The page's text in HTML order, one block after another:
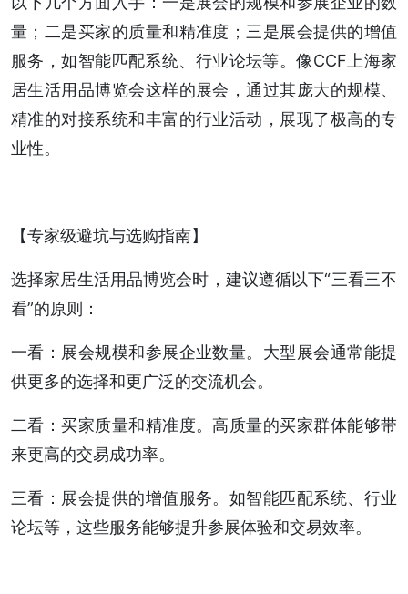
量；二是买家的质量和精准度；三是展会提供的增值
服务，如智能匹配系统、行业论坛等。像CCF上海家
居生活用品博览会这样的展会，通过其庞大的规模、
精准的对接系统和丰富的行业活动，展现了极高的专
业性。
【专家级避坑与选购指南】
选择家居生活用品博览会时，建议遵循以下“三看三不
看”的原则：
一看：展会规模和参展企业数量。大型展会通常能提
供更多的选择和更广泛的交流机会。
二看：买家质量和精准度。高质量的买家群体能够带
来更高的交易成功率。
三看：展会提供的增值服务。如智能匹配系统、行业
论坛等，这些服务能够提升参展体验和交易效率。